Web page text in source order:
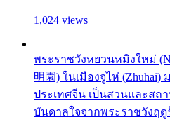
1,024 views
พระราชวังหยวนหมิงใหม่
明園) ในเมืองจูไห่ (Zhuhai)
ประเทศจีน เป็นสวนและสถ
บันดาลใจจากพระราชวังฤดูร้